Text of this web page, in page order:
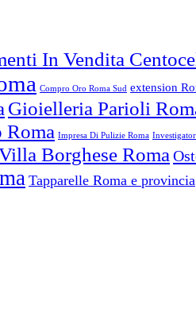
In Vendita
Compro Oro Roma Sud extension
Gioielleria Parioli
Impresa Di Pulizie Roma
Borghese Roma
Tapparelle Roma e provincia